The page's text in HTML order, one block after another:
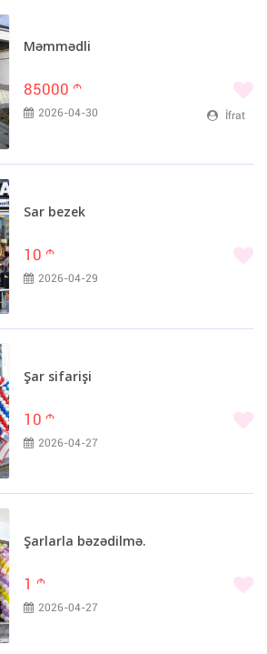
Məmmədli
85000 m
2026-04-30 İfrat
Sar bezek
10 m
2026-04-29
Şar sifarişi
10 m
2026-04-27
Şarlarla bəzədilmə.
1 m
2026-04-27